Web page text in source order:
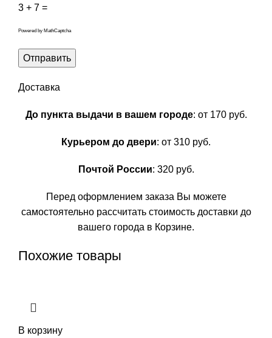
3 + 7 =
Powered by MathCaptcha
Доставка
До пункта выдачи в вашем городе: от 170 руб.
Курьером до двери: от 310 руб.
Почтой России: 320 руб.
Перед оформлением заказа Вы можете
самостоятельно рассчитать стоимость доставки до
вашего города в Корзине.
Похожие товары
В корзину